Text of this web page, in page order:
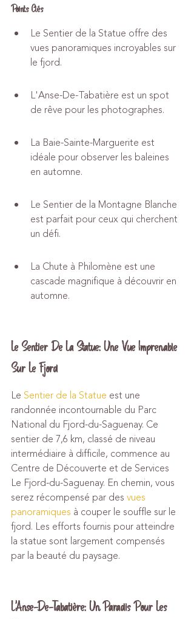
Points Clés
Le Sentier de la Statue offre des
vues panoramiques incroyables sur
le fjord.
L'Anse-De-Tabatière est un spot
de rêve pour les photographes.
La Baie-Sainte-Marguerite est
idéale pour observer les baleines
en automne.
Le Sentier de la Montagne Blanche
est parfait pour ceux qui cherchent
un défi.
La Chute à Philomène est une
cascade magnifique à découvrir en
automne.
Le Sentier De La Statue: Une Vue Imprenable
Sur Le Fjord
Le Sentier de la Statue est une
randonnée incontournable du Parc
National du Fjord-du-Saguenay. Ce
sentier de 7,6 km, classé de niveau
intermédiaire à difficile, commence au
Centre de Découverte et de Services
Le Fjord-du-Saguenay. En chemin, vous
serez récompensé par des vues
panoramiques à couper le souffle sur le
fjord. Les efforts fournis pour atteindre
la statue sont largement compensés
par la beauté du paysage.
L'Anse-De-Tabatière: Un Paradis Pour Les